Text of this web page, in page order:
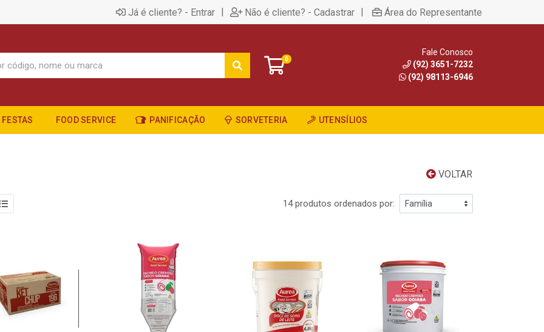
Já é cliente? - Entrar | Não é cliente? - Cadastrar | Área do Representante
0
Fale Conosco
(92) 3651-7232
(92) 98113-6946
FESTAS FOOD SERVICE PANIFICAÇÃO SORVETERIA UTENSÍLIOS
VOLTAR
14 produtos ordenados por: